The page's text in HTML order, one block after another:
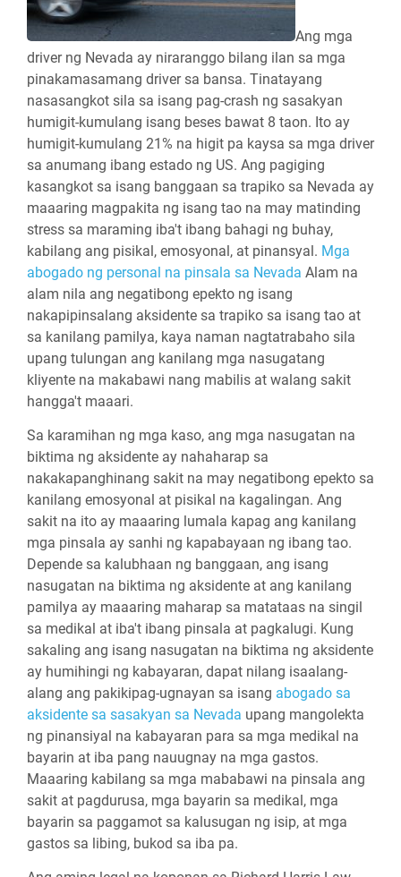
Ang mga
driver ng Nevada ay niraranggo bilang ilan sa mga
pinakamasamang driver sa bansa. Tinatayang
nasasangkot sila sa isang pag-crash ng sasakyan
humigit-kumulang isang beses bawat 8 taon. Ito ay
humigit-kumulang 21% na higit pa kaysa sa mga driver
sa anumang ibang estado ng US. Ang pagiging
kasangkot sa isang banggaan sa trapiko sa Nevada ay
maaaring magpakita ng isang tao na may matinding
stress sa maraming iba't ibang bahagi ng buhay,
kabilang ang pisikal, emosyonal, at pinansyal. Mga
abogado ng personal na pinsala sa Nevada Alam na
alam nila ang negatibong epekto ng isang
nakapipinsalang aksidente sa trapiko sa isang tao at
sa kanilang pamilya, kaya naman nagtatrabaho sila
upang tulungan ang kanilang mga nasugatang
kliyente na makabawi nang mabilis at walang sakit
hangga't maaari.
Sa karamihan ng mga kaso, ang mga nasugatan na
biktima ng aksidente ay nahaharap sa
nakakapanghinang sakit na may negatibong epekto sa
kanilang emosyonal at pisikal na kagalingan. Ang
sakit na ito ay maaaring lumala kapag ang kanilang
mga pinsala ay sanhi ng kapabayaan ng ibang tao.
Depende sa kalubhaan ng banggaan, ang isang
nasugatan na biktima ng aksidente at ang kanilang
pamilya ay maaaring maharap sa matataas na singil
sa medikal at iba't ibang pinsala at pagkalugi. Kung
sakaling ang isang nasugatan na biktima ng aksidente
ay humihingi ng kabayaran, dapat nilang isaalang-
alang ang pakikipag-ugnayan sa isang abogado sa
aksidente sa sasakyan sa Nevada upang mangolekta
ng pinansiyal na kabayaran para sa mga medikal na
bayarin at iba pang nauugnay na mga gastos.
Maaaring kabilang sa mga mababawi na pinsala ang
sakit at pagdurusa, mga bayarin sa medikal, mga
bayarin sa paggamot sa kalusugan ng isip, at mga
gastos sa libing, bukod sa iba pa.